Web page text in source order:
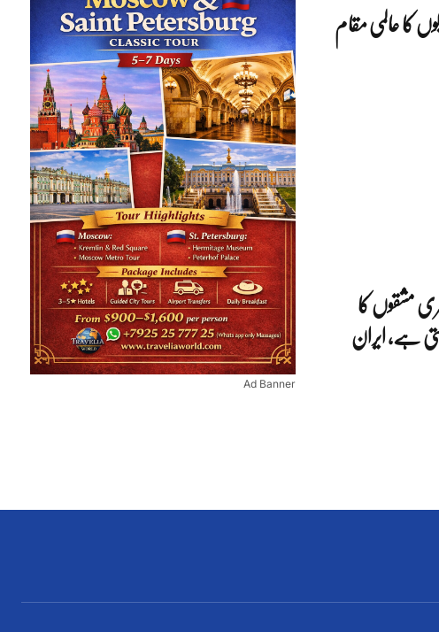
کا عالمی مقام
مشقوں کا
ہے, ایران
Ad Banner